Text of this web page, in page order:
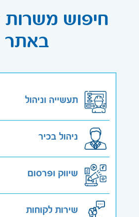
חיפוש משרות
באתר
תעשייה וניהול
ניהול בכיר
שיווק ופרסום
שירות לקוחות